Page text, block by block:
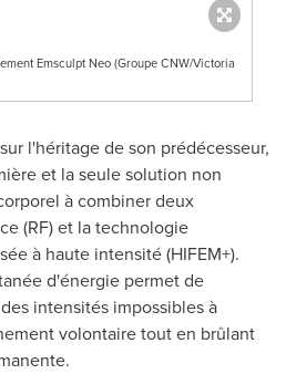
Emsculpt Neo (Groupe CNW/Victoria
l'héritage de son prédécesseur,
et la seule solution non
à combiner deux
(RF) et la technologie
à haute intensité (HIFEM+).
d'énergie permet de
intensités impossibles à
volontaire tout en brûlant